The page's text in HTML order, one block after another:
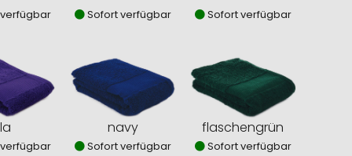
Sofort verfügbar Sofort verfügbar
navy
Sofort verfügbar
flaschengrün
Sofort verfügbar